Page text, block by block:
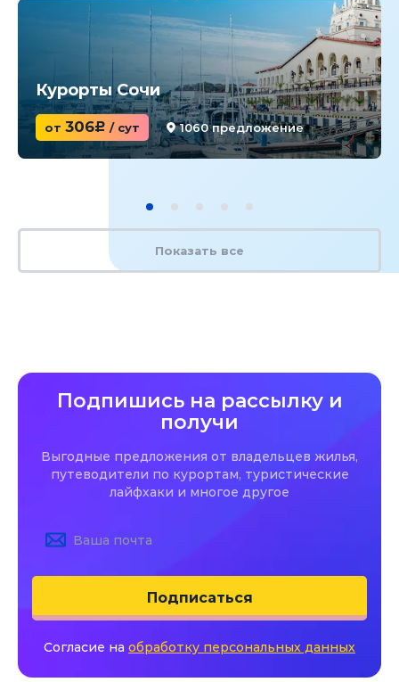
Курорты Сочи
от 306c / сут 1060 предложение
Показать все
Подпишись на рассылку и
получи
Выгодные предложения от владельцев жилья,
путеводители по курортам, туристические
лайфхаки и многое другое
Подписаться
Согласие на обработку персональных данных